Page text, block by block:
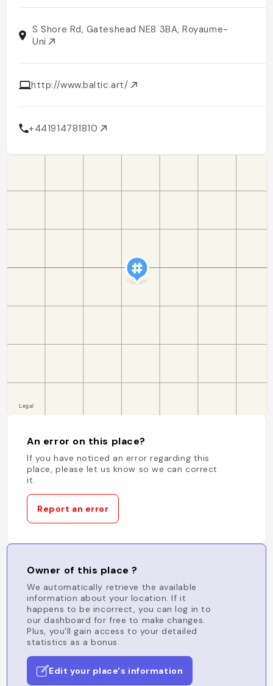
S Shore Rd, Gateshead NE8 3BA, Royaume-
Uni
http://www.baltic.art/
+441914781810
An error on this place?
If you have noticed an error regarding this
place, please let us know so we can correct
it.
Report an error
Owner of this place ?
We automatically retrieve the available
information about your location. If it
happens to be incorrect, you can log in to
our dashboard for free to make changes.
Plus, you'll gain access to your detailed
statistics as a bonus.
Edit your place's information